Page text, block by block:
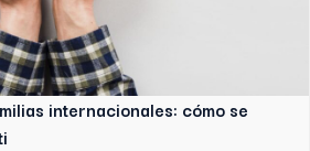
internacionales: cómo se